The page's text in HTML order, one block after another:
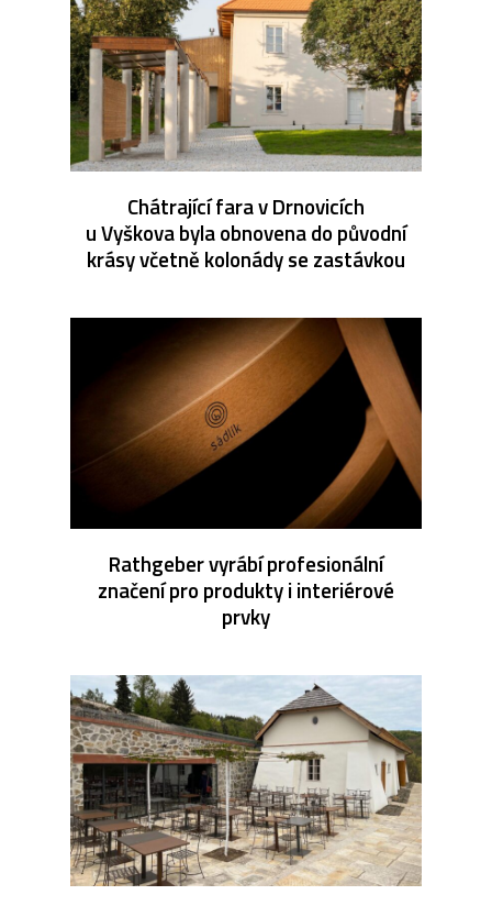
Chátrající fara v Drnovicích
u Vyškova byla obnovena do původní
krásy včetně kolonády se zastávkou
Rathgeber vyrábí profesionální
značení pro produkty i interiérové
prvky